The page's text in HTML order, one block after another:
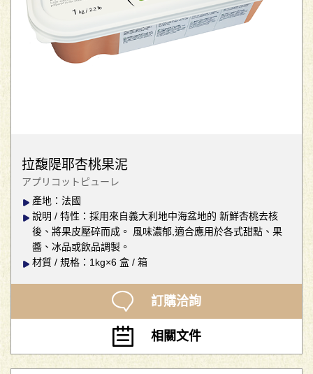
拉馥隄耶杏桃果泥
アプリコットピューレ
產地：法國
說明 / 特性：採用來自義大利地中海盆地的 新鮮杏桃去核
後、將果皮壓碎而成。 風味濃郁,適合應用於各式甜點、果
醬、冰品或飲品調製。
材質 / 規格：1kg×6 盒 / 箱
訂購洽詢
相關文件